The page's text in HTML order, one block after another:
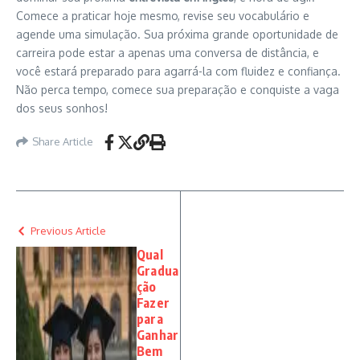
Comece a praticar hoje mesmo, revise seu vocabulário e
agende uma simulação. Sua próxima grande oportunidade de
carreira pode estar a apenas uma conversa de distância, e
você estará preparado para agarrá-la com fluidez e confiança.
Não perca tempo, comece sua preparação e conquiste a vaga
dos seus sonhos!
Share Article
Previous Article
Qual
Gradua
ção
Fazer
para
Ganhar
Bem